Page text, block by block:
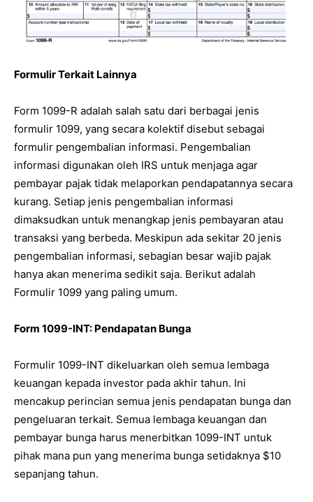
Formulir Terkait Lainnya
Form 1099-R adalah salah satu dari berbagai jenis
formulir 1099, yang secara kolektif disebut sebagai
formulir pengembalian informasi. Pengembalian
informasi digunakan oleh IRS untuk menjaga agar
pembayar pajak tidak melaporkan pendapatannya secara
kurang. Setiap jenis pengembalian informasi
dimaksudkan untuk menangkap jenis pembayaran atau
transaksi yang berbeda. Meskipun ada sekitar 20 jenis
pengembalian informasi, sebagian besar wajib pajak
hanya akan menerima sedikit saja. Berikut adalah
Formulir 1099 yang paling umum.
Form 1099-INT: Pendapatan Bunga
Formulir 1099-INT dikeluarkan oleh semua lembaga
keuangan kepada investor pada akhir tahun. Ini
mencakup perincian semua jenis pendapatan bunga dan
pengeluaran terkait. Semua lembaga keuangan dan
pembayar bunga harus menerbitkan 1099-INT untuk
pihak mana pun yang menerima bunga setidaknya $10
sepanjang tahun.